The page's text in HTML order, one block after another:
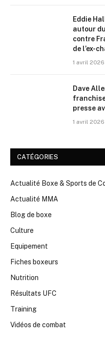
Eddie
autour
contre
de l’ex-
1 avril 2026
Dave
presse
1 avril 2026
CATÉGORIES
Actualité Boxe & Sports de
Actualité MMA
Blog de boxe
Culture
Equipement
Fiches boxeurs
Nutrition
Résultats UFC
Training
Vidéos de combat